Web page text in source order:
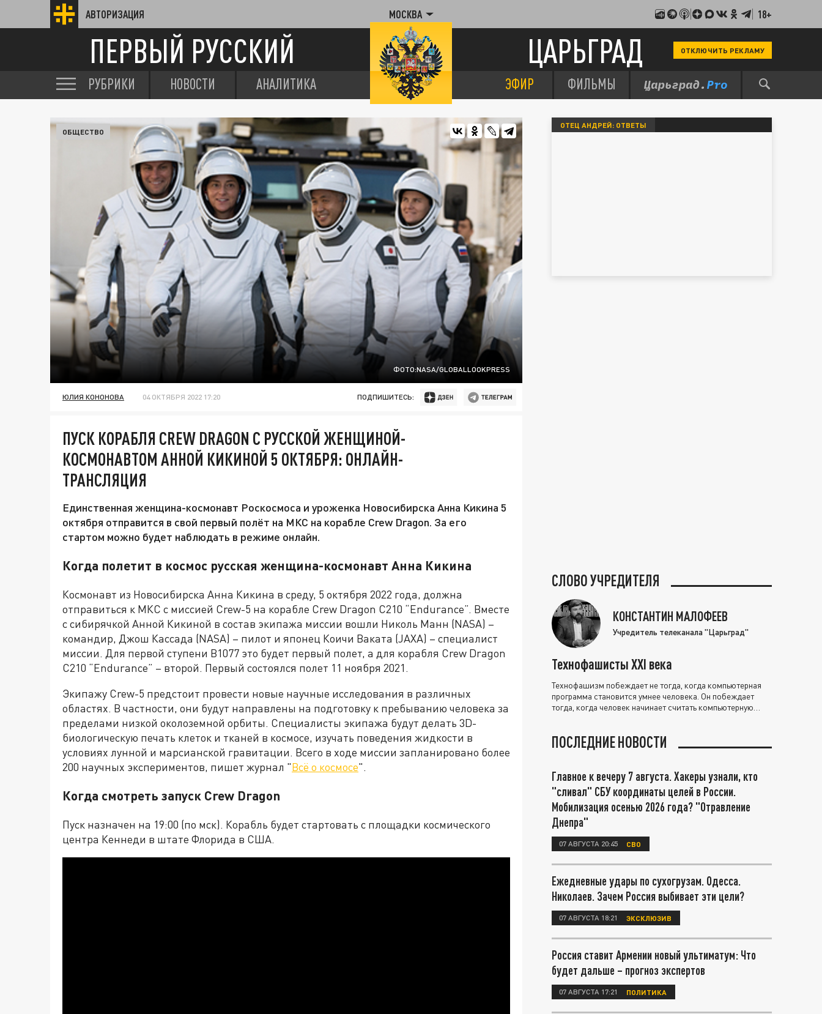
АВТОРИЗАЦИЯ МОСКВА 18+
ПЕРВЫЙ РУССКИЙ ЦАРЬГРАД ОТКЛЮЧИТЬ РЕКЛАМУ
РУБРИКИ НОВОСТИ АНАЛИТИКА ЭФИР ФИЛЬМЫ
ФОТО:NASA/GLOBALLOOKPRESS
ОБЩЕСТВО
ЮЛИЯ КОНОНОВА 04 ОКТЯБРЯ 2022 17:20 ПОДПИШИТЕСЬ:
ПУСК КОРАБЛЯ CREW DRAGON С РУССКОЙ ЖЕНЩИНОЙ-
КОСМОНАВТОМ АННОЙ КИКИНОЙ 5 ОКТЯБРЯ: ОНЛАЙН-
ТРАНСЛЯЦИЯ
Единственная женщина-космонавт Роскосмоса и уроженка Новосибирска Анна Кикина 5
октября отправится в свой первый полёт на МКС на корабле Crew Dragon. За его
стартом можно будет наблюдать в режиме онлайн.
Когда полетит в космос русская женщина-космонавт Анна Кикина
Космонавт из Новосибирска Анна Кикина в среду, 5 октября 2022 года, должна
отправиться к МКС с миссией Crew-5 на корабле Crew Dragon C210 “Endurance”. Вместе
с сибирячкой Анной Кикиной в состав экипажа миссии вошли Николь Манн (NASA) –
командир, Джош Кассада (NASA) – пилот и японец Коичи Ваката (JAXA) – специалист
миссии. Для первой ступени B1077 это будет первый полет, а для корабля Crew Dragon
C210 “Endurance” – второй. Первый состоялся полет 11 ноября 2021.
Экипажу Crew-5 предстоит провести новые научные исследования в различных
областях. В частности, они будут направлены на подготовку к пребыванию человека за
пределами низкой околоземной орбиты. Специалисты экипажа будут делать 3D-
биологическую печать клеток и тканей в космосе, изучать поведения жидкости в
условиях лунной и марсианской гравитации. Всего в ходе миссии запланировано более
200 научных экспериментов, пишет журнал "Всё о космосе".
Когда смотреть запуск Crew Dragon
Пуск назначен на 19:00 (по мск). Корабль будет стартовать с площадки космического
центра Кеннеди в штате Флорида в США.
ОТЕЦ АНДРЕЙ: ОТВЕТЫ
СЛОВО УЧРЕДИТЕЛЯ
КОНСТАНТИН МАЛОФЕЕВ
Учредитель телеканала "Царьград"
Технофашисты XXI века
Технофашизм побеждает не тогда, когда компьютерная
программа становится умнее человека. Он побеждает
тогда, когда человек начинает считать компьютерную
ПОСЛЕДНИЕ НОВОСТИ
Главное к вечеру 7 августа. Хакеры узнали, кто
"сливал" СБУ координаты целей в России.
Мобилизация осенью 2026 года? "Отравление
Днепра"
07 АВГУСТА 20:45 СВО
Ежедневные удары по сухогрузам. Одесса.
Николаев. Зачем Россия выбивает эти цели?
07 АВГУСТА 18:21 ЭКСКЛЮЗИВ
Россия ставит Армении новый ультиматум: Что
будет дальше – прогноз экспертов
07 АВГУСТА 17:21 ПОЛИТИКА